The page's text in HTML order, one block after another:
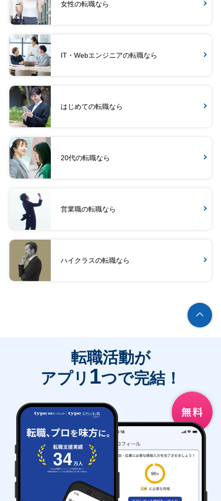
女性の転職なら
IT・Webエンジニアの転職なら
はじめての転職なら
20代の転職なら
営業職の転職なら
ハイクラスの転職なら
転職活動が
アプリ 1つで完結！